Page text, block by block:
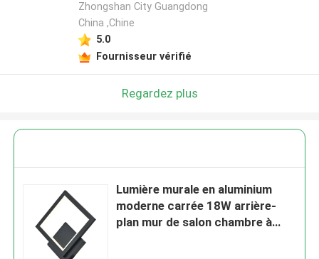
Zhongshan City Guangdong
China ,Chine
5.0
Fournisseur vérifié
Regardez plus
Lumière murale en aluminium
moderne carrée 18W arrière-
plan mur de salon chambre à